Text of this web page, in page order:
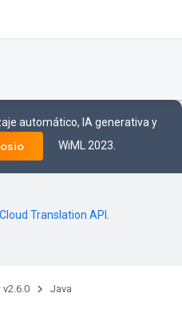
automático, IA generativa y
WiML 2023.
Cloud Translation API
v2.6.0 Java